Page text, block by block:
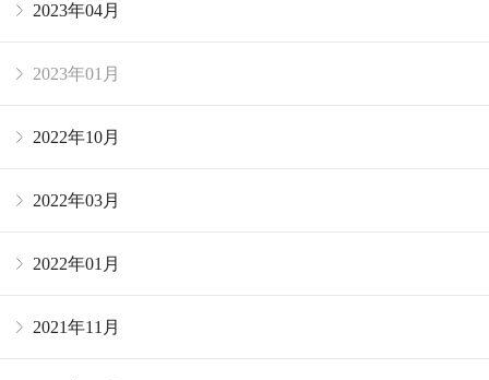
2023年04月
2023年01月
2022年10月
2022年03月
2022年01月
2021年11月